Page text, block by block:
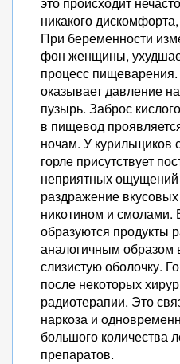
никакого
При беременности
фон женщины,
процесс
оказывает давление
пузырь. Заброс
в пищевод
ночам. У курильщиков
горле присутствует
неприятных ощущений
раздражение
никотином и смолами.
образуются продукты
аналогичным образом
слизистую оболочку.
после некоторых
радиотерапии. Это
наркоза и
большого количества
препаратов.